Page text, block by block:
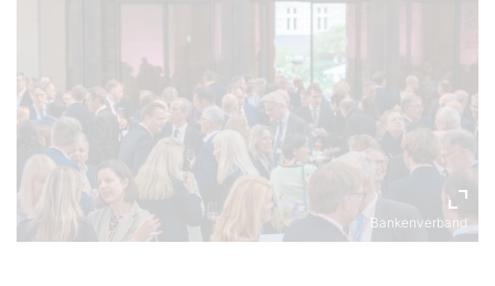
Bankenverband